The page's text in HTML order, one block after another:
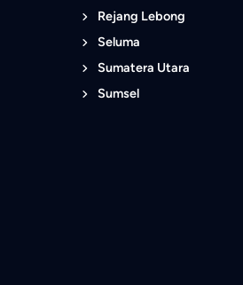
Rejang Lebong
Seluma
Sumatera Utara
Sumsel